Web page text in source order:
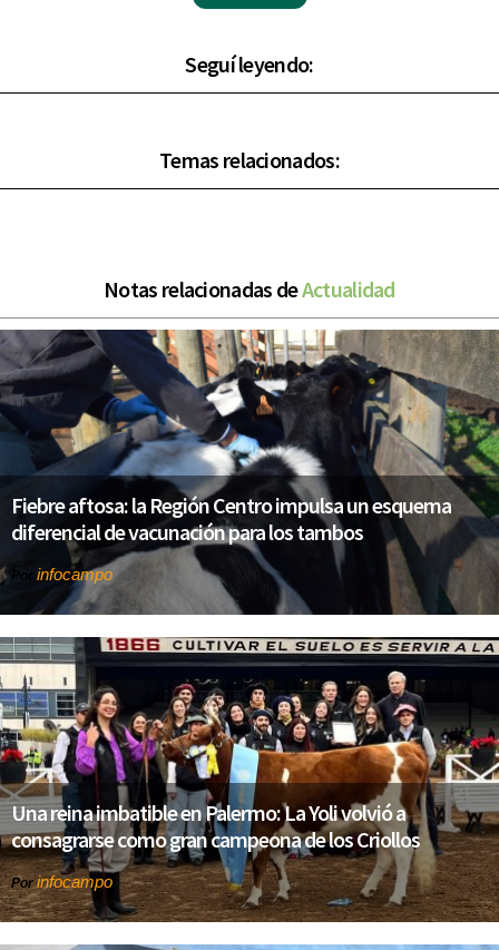
Seguí leyendo:
Temas relacionados:
Notas relacionadas deActualidad
Fiebre aftosa: la Región Centro impulsa un esquema
diferencial de vacunación para los tambos
Por infocampo
Una reina imbatible en Palermo: La Yoli volvió a
consagrarse como gran campeona de los Criollos
Porinfocampo